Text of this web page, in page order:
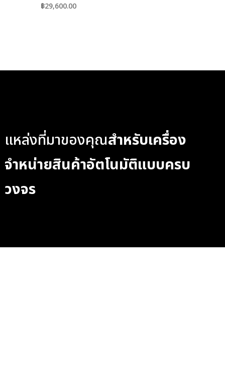
฿29,600.00
แหล่งที่มาของคุณสำหรับเครื่อง
จำหน่ายสินค้าอัตโนมัติแบบครบ
วงจร